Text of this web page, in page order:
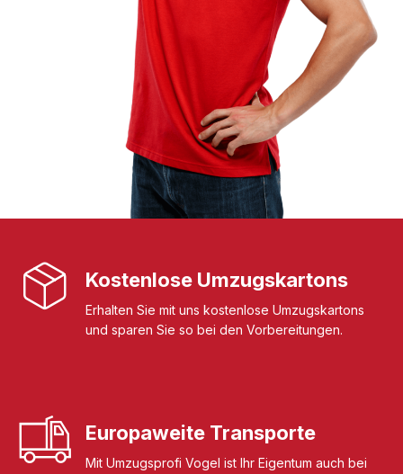
Kostenlose Umzugskartons
Erhalten Sie mit uns kostenlose Umzugskartons
und sparen Sie so bei den Vorbereitungen.
Europaweite Transporte
Mit Umzugsprofi Vogel ist Ihr Eigentum auch bei